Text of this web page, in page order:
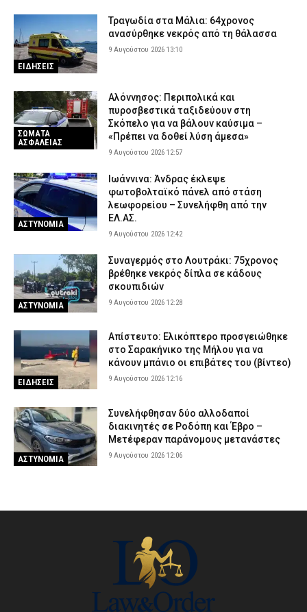
ΕΙΔΗΣΕΙΣ
Τραγωδία στα Μάλια: 64χρονος
ανασύρθηκε νεκρός από τη θάλασσα
9 Αυγούστου 2026 13:10
ΣΩΜΑΤΑ
ΑΣΦΑΛΕΙΑΣ
Αλόννησος: Περιπολικά και
πυροσβεστικά ταξιδεύουν στη
Σκόπελο για να βάλουν καύσιμα –
«Πρέπει να δοθεί λύση άμεσα»
9 Αυγούστου 2026 12:57
ΑΣΤΥΝΟΜΙΑ
Ιωάννινα: Άνδρας έκλεψε
φωτοβολταϊκό πάνελ από στάση
λεωφορείου – Συνελήφθη από την
ΕΛ.ΑΣ.
9 Αυγούστου 2026 12:42
ΑΣΤΥΝΟΜΙΑ
Συναγερμός στο Λουτράκι: 75χρονος
βρέθηκε νεκρός δίπλα σε κάδους
σκουπιδιών
9 Αυγούστου 2026 12:28
ΕΙΔΗΣΕΙΣ
Απίστευτο: Ελικόπτερο προσγειώθηκε
στο Σαρακήνικο της Μήλου για να
κάνουν μπάνιο οι επιβάτες του (βίντεο)
9 Αυγούστου 2026 12:16
ΑΣΤΥΝΟΜΙΑ
Συνελήφθησαν δύο αλλοδαποί
διακινητές σε Ροδόπη και Έβρο –
Μετέφεραν παράνομους μετανάστες
9 Αυγούστου 2026 12:06